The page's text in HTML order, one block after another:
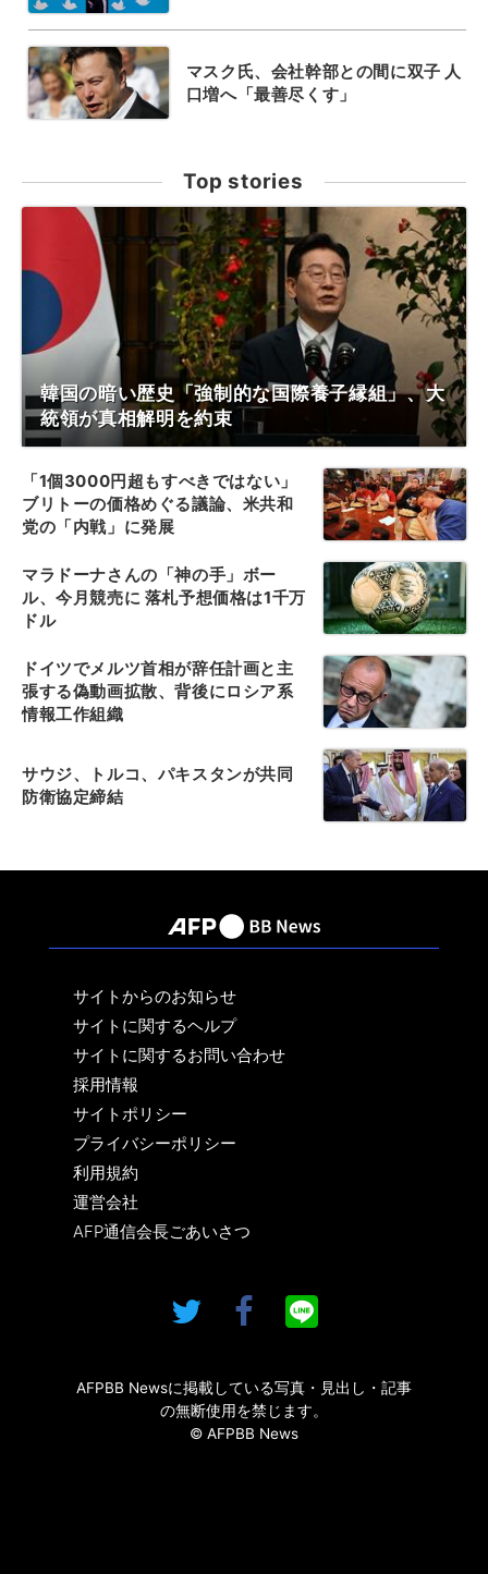
マスク氏、会社幹部との間に双子 人
口増へ「最善尽くす」
Top stories
韓国の暗い歴史「強制的な国際養子縁組」、大
統領が真相解明を約束
「1個3000円超もすべきではない」
ブリトーの価格めぐる議論、米共和
党の「内戦」に発展
マラドーナさんの「神の手」ボー
ル、今月競売に 落札予想価格は1千万
ドル
ドイツでメルツ首相が辞任計画と主
張する偽動画拡散、背後にロシア系
情報工作組織
サウジ、トルコ、パキスタンが共同
防衛協定締結
サイトからのお知らせ
サイトに関するヘルプ
サイトに関するお問い合わせ
採用情報
サイトポリシー
プライバシーポリシー
利用規約
運営会社
AFP通信会長ごあいさつ
AFPBB Newsに掲載している写真・見出し・記事
の無断使用を禁じます。
© AFPBB News